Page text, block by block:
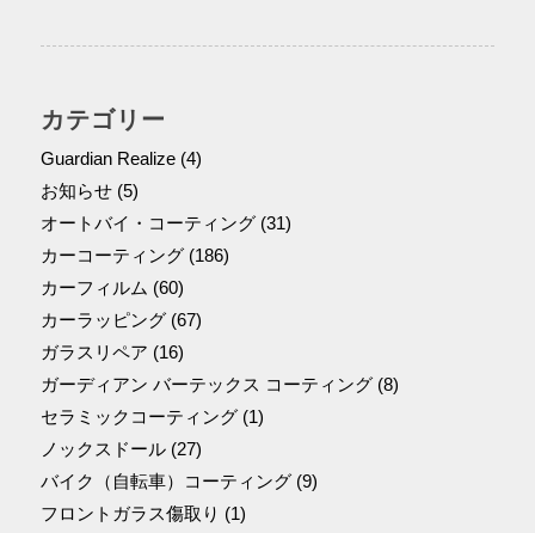
カテゴリー
Guardian Realize(4)
お知らせ(5)
オートバイ・コーティング(31)
カーコーティング(186)
カーフィルム (60)
カーラッピング(67)
ガラスリペア (16)
ガーディアン バーテックス コーティング(8)
セラミックコーティング(1)
ノックスドール(27)
バイク（自転車）コーティング(9)
フロントガラス傷取り (1)